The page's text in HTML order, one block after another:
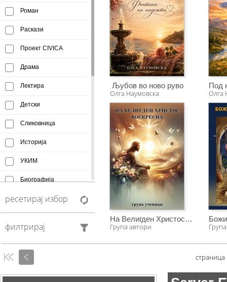
Роман
Раскази
Проект CIVICA
Драма
Лектира
Детски
Сликовница
Историја
УКИМ
Биографија
Афоризми
Манускрипт
Антологија
ресетирај избор
филтрирај
Љубов во ново руво
Олга Наумовска
Под
Олга
На Велигден Христос воскресна
Група автори
страница